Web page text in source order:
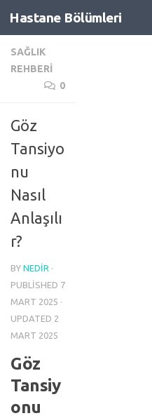
Skip to content
Hastane Bölümleri
SAĞLIK
REHBERI
0
Göz
Tansiyo
nu
Nasıl
Anlaşılı
r?
BY NEDIR ·
PUBLISHED 7
MART 2025 ·
UPDATED 2
MART 2025
Göz
Tansiy
onu